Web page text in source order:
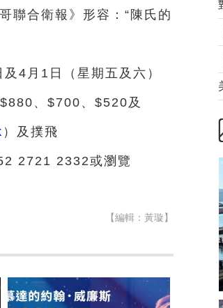
聯合衛報》形容：“陳氏的
4月1日（星期五及六）
、$700、$520及
）及撲飛
2721 2332或瀏覽
【編輯：黃璇】